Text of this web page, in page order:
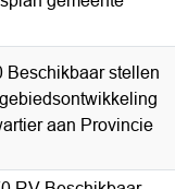
Beschikbaar stellen
aan Provincie